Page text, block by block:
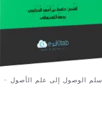
سلم الوصول إلى علم الأصول –